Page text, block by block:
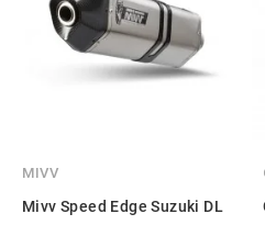
MIVV
Mivv Speed Edge Suzuki DL